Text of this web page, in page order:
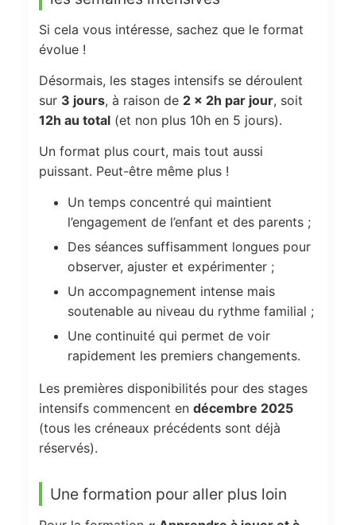
Si cela vous intéresse, sachez que le format
évolue !
Désormais, les stages intensifs se déroulent
sur 3 jours, à raison de 2 × 2h par jour, soit
12h au total (et non plus 10h en 5 jours).
Un format plus court, mais tout aussi
puissant. Peut-être même plus !
Un temps concentré qui maintient
l’engagement de l’enfant et des parents ;
Des séances suffisamment longues pour
observer, ajuster et expérimenter ;
Un accompagnement intense mais
soutenable au niveau du rythme familial ;
Une continuité qui permet de voir
rapidement les premiers changements.
Les premières disponibilités pour des stages
intensifs commencent en décembre 2025
(tous les créneaux précédents sont déjà
réservés).
Une formation pour aller plus loin